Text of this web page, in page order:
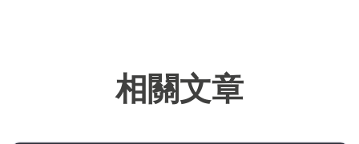
相關文章